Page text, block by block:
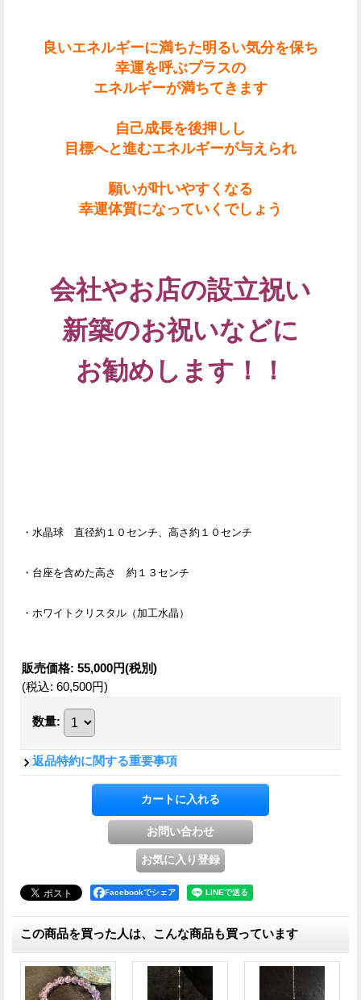
良いエネルギーに満ちた明るい気分を保ち
幸運を呼ぶプラスの
エネルギーが満ちてきます
自己成長を後押しし
目標へと進むエネルギーが与えられ
願いが叶いやすくなる
幸運体質になっていくでしょう
会社やお店の設立祝い
新築のお祝いなどに
お勧めします！！
・水晶球 直径約１０センチ、高さ約１０センチ
・台座を含めた高さ 約１３センチ
・ホワイトクリスタル（加工水晶）
販売価格: 55,000円(税別)
(税込: 60,500円)
数量:
返品特約に関する重要事項
Facebookでシェア
この商品を買った人は、こんな商品も買っています